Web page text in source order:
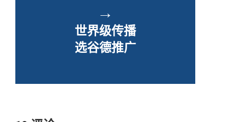
→
世界级传播
选谷德推广